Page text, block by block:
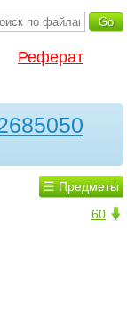
Реферат
☰ Предметы
60